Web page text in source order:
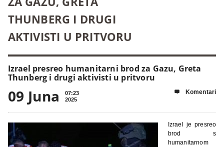
THUNBERG I DRUGI
AKTIVISTI U PRITVORU
Izrael presreo humanitarni brod za Gazu, Greta
Thunberg i drugi aktivisti u pritvoru
09 Juna
07:23
2025
 Komentari
Izrael je presreo
brod s
humanitarnom